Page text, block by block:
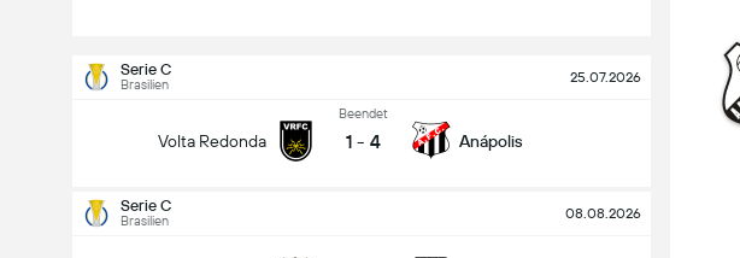
Serie C
Brasilien 25.07.2026
Volta Redonda
Beendet
1 - 4 Anápolis
Serie C
Brasilien 08.08.2026